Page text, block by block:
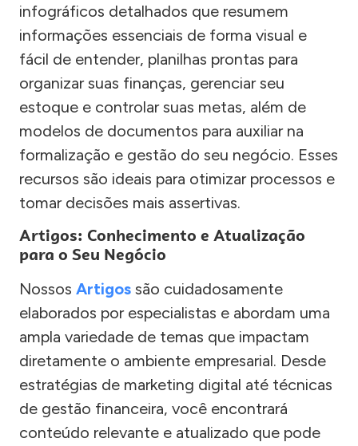
infográficos detalhados que resumem
informações essenciais de forma visual e
fácil de entender, planilhas prontas para
organizar suas finanças, gerenciar seu
estoque e controlar suas metas, além de
modelos de documentos para auxiliar na
formalização e gestão do seu negócio. Esses
recursos são ideais para otimizar processos e
tomar decisões mais assertivas.
Artigos: Conhecimento e Atualização
para o Seu Negócio
Nossos Artigos são cuidadosamente
elaborados por especialistas e abordam uma
ampla variedade de temas que impactam
diretamente o ambiente empresarial. Desde
estratégias de marketing digital até técnicas
de gestão financeira, você encontrará
conteúdo relevante e atualizado que pode